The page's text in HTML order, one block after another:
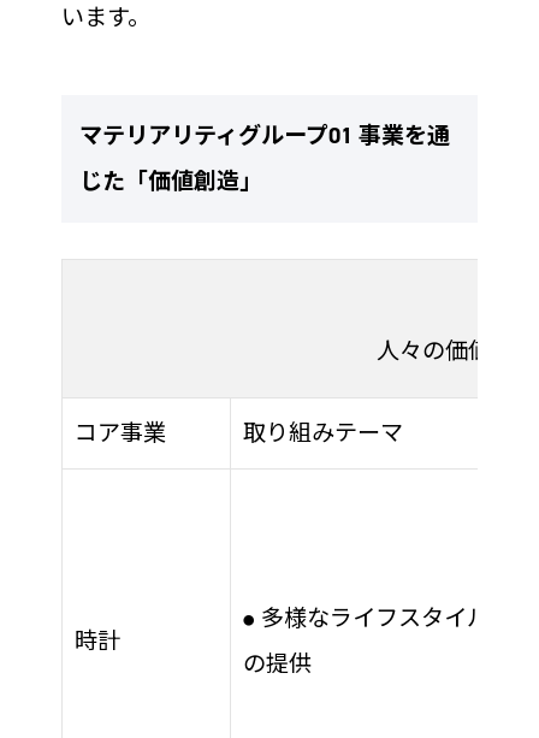
います。
マテリアリティグループ01 事業を通
じた「価値創造」
人々の価値観
コア事業 取り組みテーマ
時計
● 多様なライフスタイルを
の提供